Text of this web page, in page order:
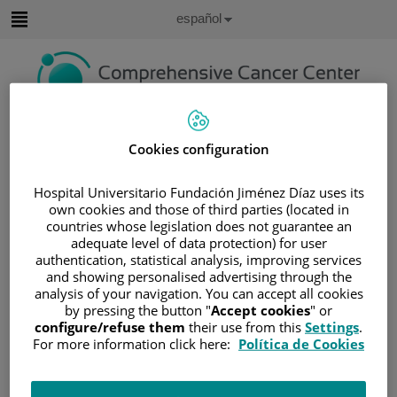
contenido
de
idioma
Idioma
Español
Inicio/ ÁREA DEL PACIENTE
/SOBRE EL CÁNCER
INFORMACIÓN Y SOPORTE AL PACIENTE
/TIPOS DE CÁNCER/ÁREA DE SARCOMA
/SARCOMA DE PARTES BLANDAS
TRATAMIENTO/QUIMIOTERAPIA
Quimioterapia
Cookies configuration
Hospital Universitario Fundación Jiménez Díaz uses its
own cookies and those of third parties (located in
countries whose legislation does not guarantee an
adequate level of data protection) for user
authentication, statistical analysis, improving services
and showing personalised advertising through the
analysis of your navigation. You can accept all cookies
by pressing the button "Accept cookies" or
configure/refuse them their use from this Settings.
For more information click here: Política de Cookies